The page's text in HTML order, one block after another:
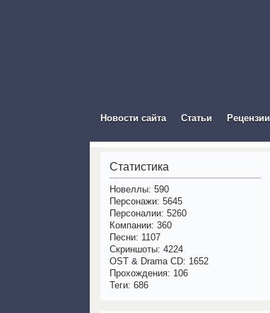
Новости сайта Статьи Рецензии
Статистика
Новеллы: 590
Персонажи: 5645
Персоналии: 5260
Компании: 360
Песни: 1107
Скриншоты: 4224
OST & Drama CD: 1652
Прохождения: 106
Теги: 686